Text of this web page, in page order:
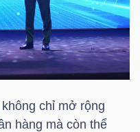
chỉ mở rộng
hàng mà còn thể